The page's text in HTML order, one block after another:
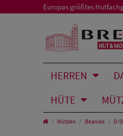
Europas größtes
HERREN
HÜTE
Mützen Beanies D-